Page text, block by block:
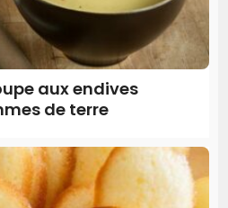
aux endives
de terre